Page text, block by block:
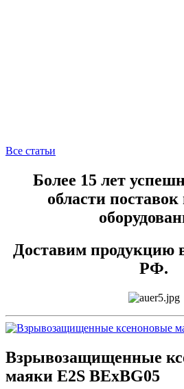
Все статьи
Более 15 лет
области
Доставим продукцию
РФ.
Взрывозащищенные
маяки E2S BExBG05